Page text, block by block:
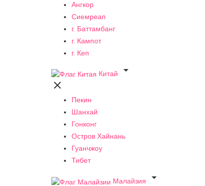
Ангкор
Сиемреап
г. Баттамбанг
г. Кампот
г. Кеп
Китай


Пекин
Шанхай
Гонконг
Остров Хайнань
Гуанчжоу
Тибет
Малайзия
